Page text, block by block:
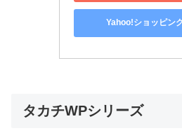
Yahoo!ショッピン
タカチWPシリーズ